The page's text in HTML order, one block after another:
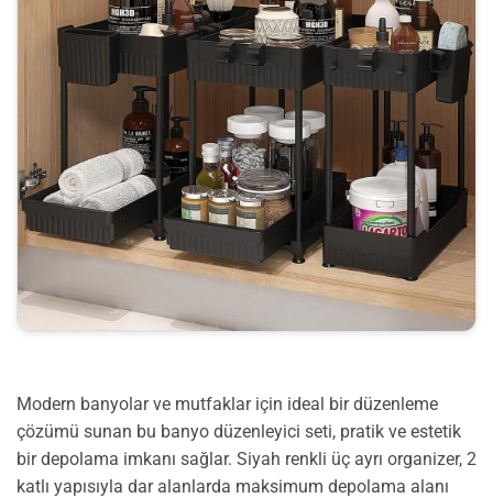
Modern banyolar ve mutfaklar için ideal bir düzenleme
çözümü sunan bu banyo düzenleyici seti, pratik ve estetik
bir depolama imkanı sağlar. Siyah renkli üç ayrı organizer, 2
katlı yapısıyla dar alanlarda maksimum depolama alanı